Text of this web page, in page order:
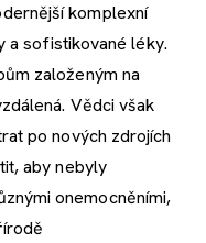
komplexní
a sofistikované léky.
založeným na
Vědci však
po nových zdrojích
aby nebyly
onemocněními,